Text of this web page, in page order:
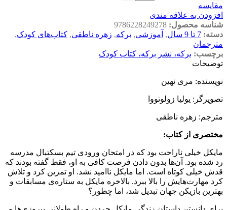
مقایسه
افزودن به علاقه مندی
شناسه محصول: 9786228249278
دسته: 7 تا 9 سال , آموزشی, برکه, زهره ناطقی, کتاب‌های کودک,
مترجمان
برچسب: برکه، نشر برکه، کتاب کودک
توضیحات
نویسنده: مری نهین
تصویرگر: یولیا زولوتووا
مترجم: زهره ناطقی
مختصری از کتاب:
مایکل خیلی ناراحت بود که در امتحان ورودی تیم بسکتبال مدرسه
رد شده بود. آن‌ها بدون دادن فرصت کافی به او، فقط گفته بودند که
قدش خیلی کوتاه است. اما مایکل ناامید نشد. او تمرین کرد و تلاش
کرد مهارت‌هایش را بالا ببرد. بالاخره مایکل به ستاره‌ی مسابقات و
بهترین بازیکن جهان تبدیل شد، اما چطور؟